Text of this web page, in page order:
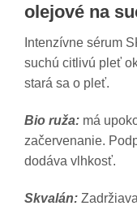
olejové na
Intenzívne sérum
suchú citlivú pleť
stará sa o pleť.
Bio ruža: má
začervenanie.
dodáva vlhkosť.
Skvalán: